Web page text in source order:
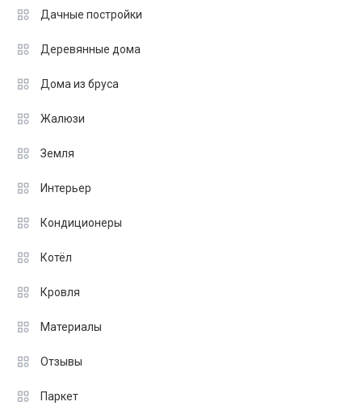
Дачные постройки
Деревянные дома
Дома из бруса
Жалюзи
Земля
Интерьер
Кондиционеры
Котёл
Кровля
Материалы
Отзывы
Паркет